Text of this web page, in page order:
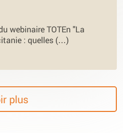
webinaire TOTEn "La
: quelles (…)
plus